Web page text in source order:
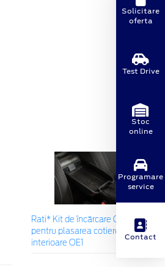
Rati* Kit de încărcare Qi
pentru plasarea cotierei
interioare OE1
Solicitare
oferta
Test Drive
Stoc
online
Programare
service
Contact